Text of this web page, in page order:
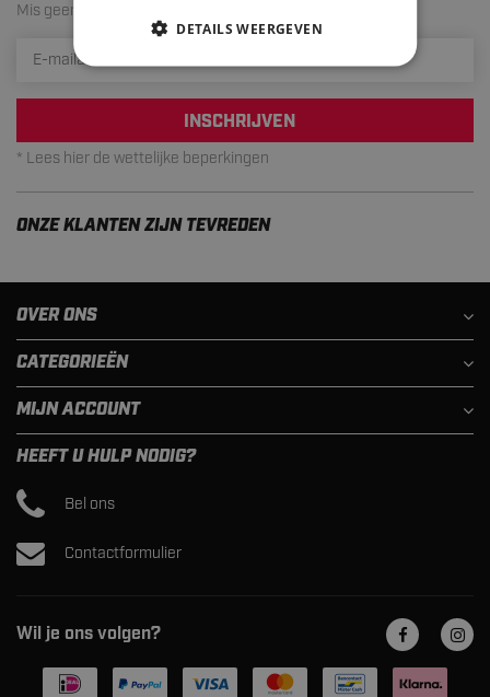
Mis geen enkele actie meer. Maximaal 1 mail per maand.
INSCHRIJVEN
* Lees hier de wettelijke beperkingen
ONZE KLANTEN ZIJN TEVREDEN
OVER ONS
CATEGORIEËN
MIJN ACCOUNT
HEEFT U HULP NODIG?
Bel ons
Contactformulier
Wil je ons volgen?
DETAILS WEERGEVEN